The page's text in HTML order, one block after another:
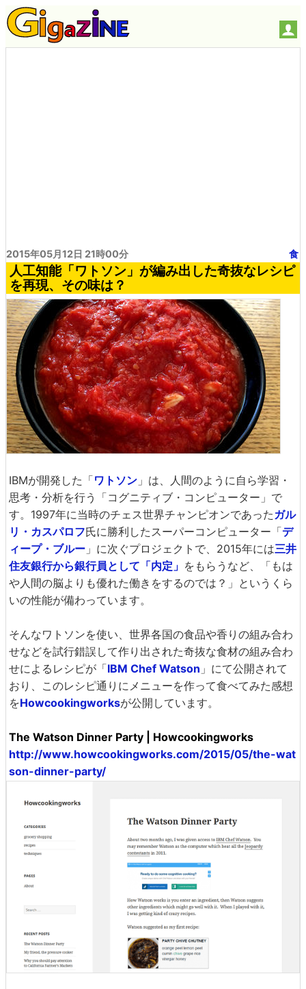
2015年05月12日 21時00分 食
人工知能「ワトソン」が編み出した奇抜なレシピ
を再現、その味は？
IBMが開発した「ワトソン 」は、人間のように自ら学習・
思考・分析を行う「コグニティブ・コンピューター」で
す。1997年に当時のチェス世界チャンピオンであったガル
リ・カスパロフ氏に勝利したスーパーコンピューター「デ
ィープ・ブルー 」に次ぐプロジェクトで、2015年には三井
住友銀行から銀行員として「内定」 をもらうなど、「もは
や人間の脳よりも優れた働きをするのでは？」というくら
いの性能が備わっています。
そんなワトソンを使い、世界各国の食品や香りの組み合わ
せなどを試行錯誤して作り出された奇抜な食材の組み合わ
せによるレシピが「IBM Chef Watson 」にて公開されて
おり、このレシピ通りにメニューを作って食べてみた感想
をHowcookingworksが公開しています。
The Watson Dinner Party | Howcookingworks
http://www.howcookingworks.com/2015/05/the-wat
son-dinner-party/